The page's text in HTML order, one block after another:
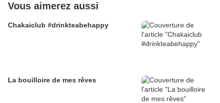
Vous aimerez aussi
Chakaiclub #drinkteabehappy
La bouilloire de mes rêves